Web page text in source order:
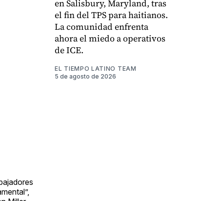
en Salisbury, Maryland, tras
el fin del TPS para haitianos.
La comunidad enfrenta
ahora el miedo a operativos
de ICE.
EL TIEMPO LATINO TEAM
5 de agosto de 2026